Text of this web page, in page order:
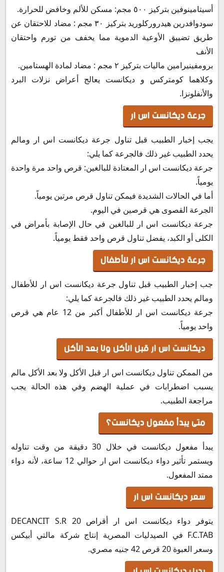
أسيتامينوفين بتركيز ٥٠٠ مجم: مسكن للألم وخافض للحرارة.
سودوافدرين هيدروركلوريد بتركيز ٣٠ مجم : مضاد للاحتقان عن
طريق تضييق الأوعية الدموية مما يخفف من تورم واحتقان
الأنف
برومفينيرامين ماليات بتركيز ٢ مجم : مضاد لمادة الهستامين.
وكلاهما كومتركس و ديكانست يعالج أعراض نزلات البرد
والأنفلونزا.
جرعة ديكانست اس ار
يجب إخبار الطبيب قبل تناول جرعة ديكانست اس ار ومالم
يحدد الطبيب غير ذلك فالجرعة كما يلي:
جرعة ديكانست اس ار المعتادة للبالغين: قرص واحد مرة واحدة
يومياً.
أما في الحالات الشديدة فيمكن تناول قرص مرتين يومياً.
الجرعة القصوى هي قرصين في اليوم.
جرعة ديكانست اس ار للبالغين في حال الإصابة بأمراض في
الكلى أو الكبد، يفضل تناول قرص واحد فقط يومياً.
جرعة ديكانست اس ار للأطفال
جب إخبار الطبيب قبل تناول جرعة ديكانست اس ار للأطفال
ومالم يحدد الطبيب غير ذلك فالجرعة كما يلي:
جرعة ديكانست اس ار للأطفال أكبر من 12 عام هي قرص
واحد يومياً.
ديكانست اس ار قبل الأكل ولا بعد الأكل
من الممكن تناول ديكانست اس ار قبل الأكل ولا بعد الأكل مالم
يسبب اضطرابات في عملية الهضم وفي هذه الحالة يجب
مراجعة الطبيب.
متى يبدأ مفعول ديكانست؟
يبدأ مفعول ديكانست في خلال 30 دقيقة من وقت تناوله
ويستمر تأثير دواء ديكانست اس ار حوالي 12 ساعة، لأنه دواء
ممتد المفعول.
سعر ديكانست اس ار
يتوفر دواء ديكانست اس ار أقراص DECANCIT S.R 20
F.C.TAB في الصيدليات المصرية إنتاج شركة مالتي أبيكس
وسعر العبوة 20 قرص 42 جنيه مصري.